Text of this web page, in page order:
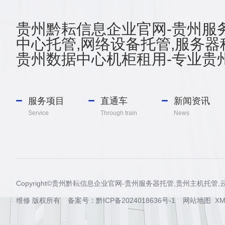
贵州黔耘信息企业官网-贵州服
中心托管,网络设备托管,服务
贵州数据中心机柜租用-专业贵
服务项目
Service
直通车
Through train
新闻资讯
News
Copyright©贵州黔耘信息企业官网-贵州服务器托管,贵州主机托管
维修 版权所有 备案号： 黔ICP备2024018636号-1 网站地图